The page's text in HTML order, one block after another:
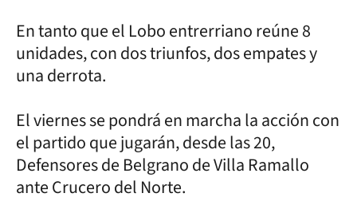
En tanto que el Lobo entrerriano reúne 8
unidades, con dos triunfos, dos empates y
una derrota.
El viernes se pondrá en marcha la acción con
el partido que jugarán, desde las 20,
Defensores de Belgrano de Villa Ramallo
ante Crucero del Norte.